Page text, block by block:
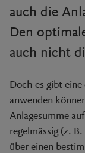
auch die
Den
auch nicht
Doch es gibt
anwenden
Anlagesumme
regelmässig (z.
über einen